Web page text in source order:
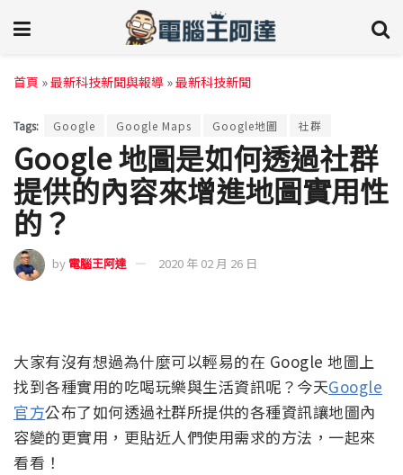
首頁 »最新科技新聞與報導 »最新科技新聞
Tags: Google Google Maps Google地圖 社群
Google 地圖是如何透過社群
提供的內容來增進地圖實用性
的？
by 電腦王阿達 2020 年 02 月 26 日
大家有沒有想過為什麼可以輕易的在 Google 地圖上
找到各種實用的吃喝玩樂與生活資訊呢？今天Google
官方公布了如何透過社群所提供的各種資訊讓地圖內
容變的更實用，更貼近人們使用需求的方法，一起來
看看！